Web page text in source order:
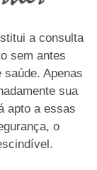
a consulta
sem antes
Apenas
sua
apto a essas
o